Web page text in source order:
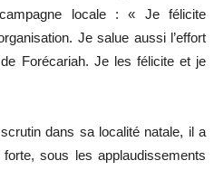
locale : « Je félicite
Je salue aussi l’effort
Forécariah. Je les félicite et je
dans sa localité natale, il a
sous les applaudissements